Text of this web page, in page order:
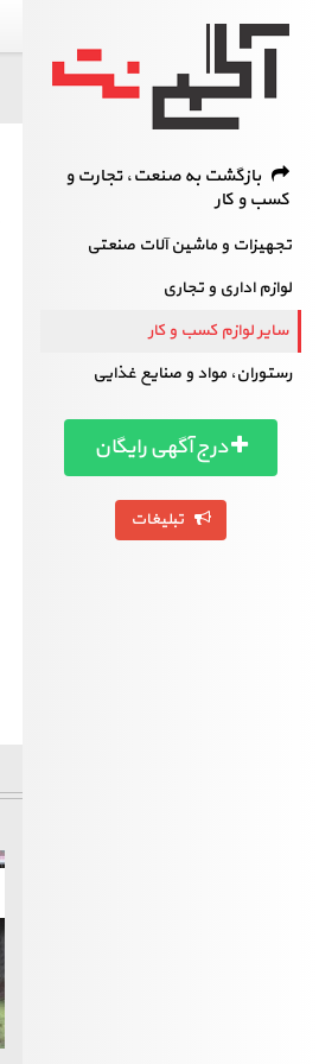
بازگشت به صنعت، تجارت و
کسب و کار
تجهیزات و ماشین آلات صنعتی
لوازم اداری و تجاری
سایر لوازم کسب و کار
رستوران، مواد و صنایع غذایی
درج آگهی رایگان
تبلیغات